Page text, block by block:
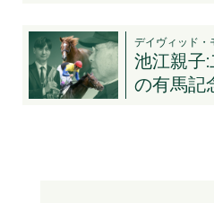
デイヴィッド・
池江親子
の有馬記